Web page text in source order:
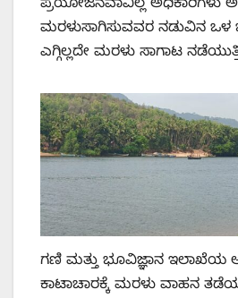
ಪ್ರಯೋಜನವಾವಿಲ್ಲ ಅಧಿಕಾರಿಗಳು
ಮರಳುಸಾಗಿಸುವವರ ನಡುವಿನ ಒಳ
ಎಗ್ಗಿಲ್ಲದೇ ಮರಳು ಸಾಗಾಟ
ಗಣಿ ಮತ್ತು ಭೂವಿಜ್ಞಾನ ಇಲಾಖೆಯ
ಕಾಟಾಚಾರಕ್ಕೆ ಮರಳು ವಾಹನ